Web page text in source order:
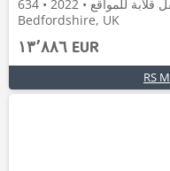
عربات نقل قلابة للمواقع • 2022 • 634h • Biggleswade،
Bedfordshire, UK
١٣٬٨٨٦ EUR
RS